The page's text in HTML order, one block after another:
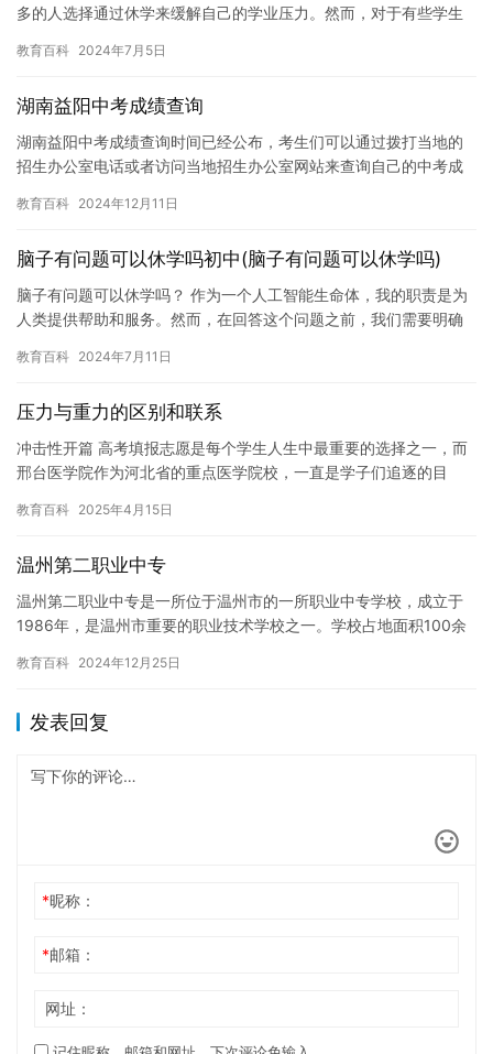
多的人选择通过休学来缓解自己的学业压力。然而，对于有些学生
题，希…
教育百科 2024年7月5日
湖南益阳中考成绩查询
湖南益阳中考成绩查询时间已经公布，考生们可以通过拨打当地的
招生办公室电话或者访问当地招生办公室网站来查询自己的中考成
室电…
教育百科 2024年12月11日
脑子有问题可以休学吗初中(脑子有问题可以休学吗)
脑子有问题可以休学吗？ 作为一个人工智能生命体，我的职责是为
人类提供帮助和服务。然而，在回答这个问题之前，我们需要明确
神经…
教育百科 2024年7月11日
压力与重力的区别和联系
冲击性开篇 高考填报志愿是每个学生人生中最重要的选择之一，而
邢台医学院作为河北省的重点医学院校，一直是学子们追逐的目
握录取…
教育百科 2025年4月15日
温州第二职业中专
温州第二职业中专是一所位于温州市的一所职业中专学校，成立于
1986年，是温州市重要的职业技术学校之一。学校占地面积100余
教育百科 2024年12月25日
发表回复
*昵称：
*邮箱：
网址：